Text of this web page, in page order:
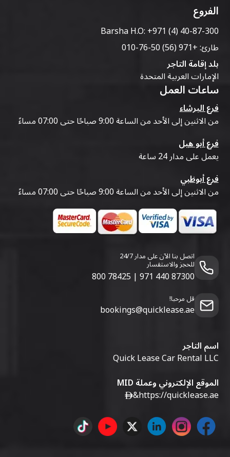
الفروع
Barsha H.O:+971 (4) 40-87-300
طارئ:+971 (56) 50-76-010
بلد إقامة التاجر
الإمارات العربية المتحدة
ساعات العمل
فرع البرشاء
من الاثنين إلى الأحد من الساعة 9:00 صباحًا حتى 07:00 مساءً
فرع أبو هيل
يعمل على مدار 24 ساعة
فرع أبوظبي
من الاثنين إلى الأحد من الساعة 9:00 صباحًا حتى 07:00 مساءً
اتصل بنا الآن على مدار 24/7
للحجز والاستفسار
800 78425 | 971 440 87300
قل مرحبا!
bookings@quicklease.ae
اسم التاجر
Quick Lease Car Rental LLC
الموقع الإلكتروني وعملة MID
https://quicklease.ae
&